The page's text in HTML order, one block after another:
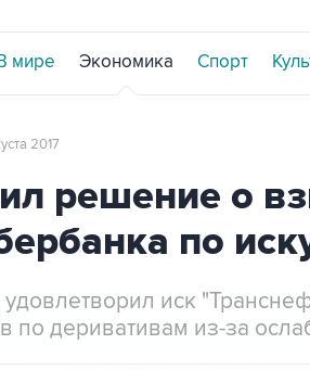
мире Экономика Спорт
2017
решение о
по
иск
по деривативам из-за